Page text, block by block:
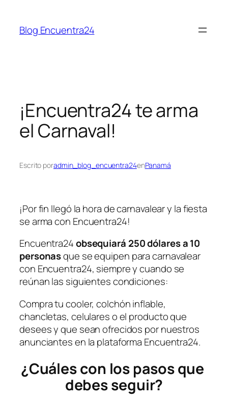
contenido
Blog Encuentra24
¡Encuentra24 te arma
el Carnaval!
Escrito poradmin_blog_encuentra24enPanamá
¡Por fin llegó la hora de carnavalear y la fiesta
se arma con Encuentra24!
Encuentra24 obsequiará 250 dólares a 10
personas que se equipen para carnavalear
con Encuentra24, siempre y cuando se
reúnan las siguientes condiciones:
Compra tu cooler, colchón inflable,
chancletas, celulares o el producto que
desees y que sean ofrecidos por nuestros
anunciantes en la plataforma Encuentra24.
¿Cuáles con los pasos que
debes seguir?